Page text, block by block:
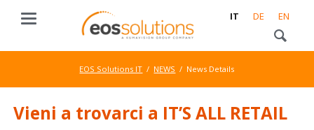
IT DE EN
EOS Solutions IT NEWS News Details
Vieni a trovarci a IT’S ALL RETAIL